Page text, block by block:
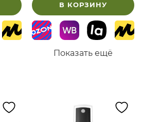
В КОРЗИНУ
Показать ещё